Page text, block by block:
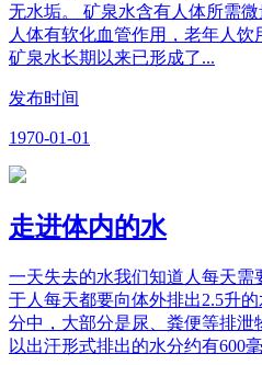
无水垢。 矿泉水含有人体所需
人体有软化血管作用，老年人饮
矿泉水长期以来已形成了...
发布时间
1970-01-01
走进体内的水
一天失去的水我们知道人每天需
于人每天都要向体外排出2.5升
分中，大部分是尿、粪便等排泄
以出汗形式排出的水分约有600